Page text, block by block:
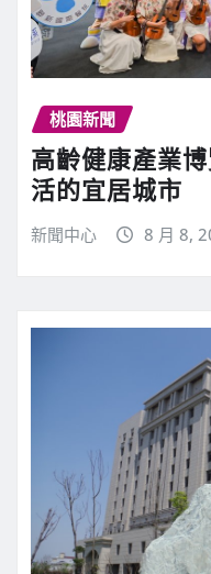
桃園新聞
高齡健康產業
活的宜居城市
新聞中心 8 月 8,